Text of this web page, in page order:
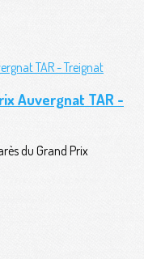
Auvergnat TAR -
du Grand Prix